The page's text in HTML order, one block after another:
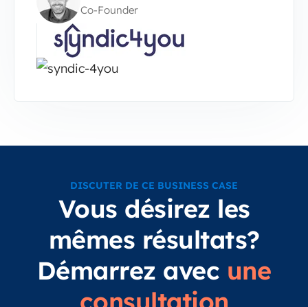
Co-Founder
DISCUTER DE CE BUSINESS CASE
Vous désirez les
mêmes résultats?
Démarrez avec une